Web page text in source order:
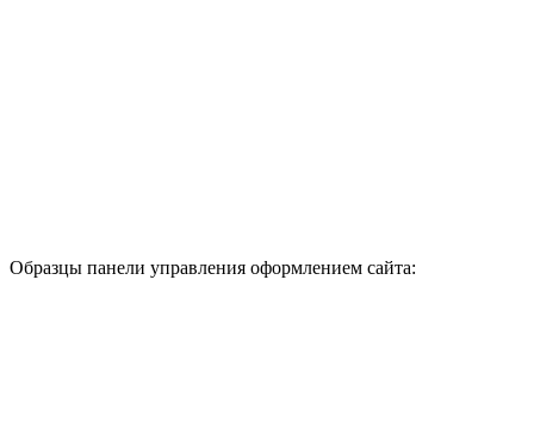
Образцы панели управления оформлением сайта: